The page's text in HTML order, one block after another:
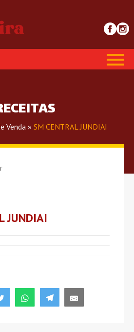
Venda » SM CENTRAL JUNDIAI
JUNDIAI